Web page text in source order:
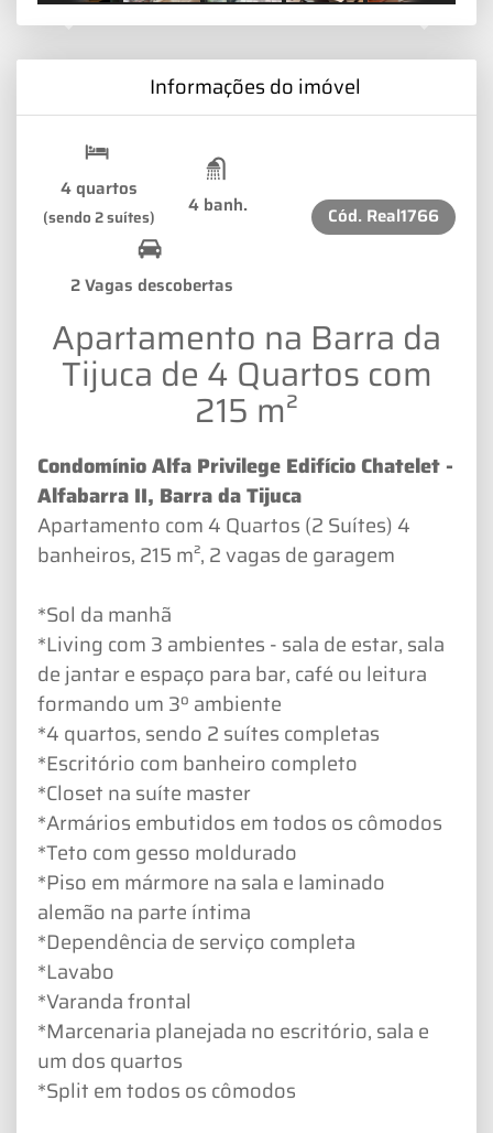
Previous Next
Informações do imóvel
4 quartos
(sendo 2 suítes) 4 banh.
2 Vagas descobertas
Cód. Real1766
Apartamento na Barra da
Tijuca de 4 Quartos com
215 m²
Condomínio Alfa Privilege Edifício Chatelet -
Alfabarra II, Barra da Tijuca
Apartamento com 4 Quartos (2 Suítes) 4
banheiros, 215 m², 2 vagas de garagem
*Sol da manhã
*Living com 3 ambientes - sala de estar, sala
de jantar e espaço para bar, café ou leitura
formando um 3º ambiente
*4 quartos, sendo 2 suítes completas
*Escritório com banheiro completo
*Closet na suíte master
*Armários embutidos em todos os cômodos
*Teto com gesso moldurado
*Piso em mármore na sala e laminado
alemão na parte íntima
*Dependência de serviço completa
*Lavabo
*Varanda frontal
*Marcenaria planejada no escritório, sala e
um dos quartos
*Split em todos os cômodos